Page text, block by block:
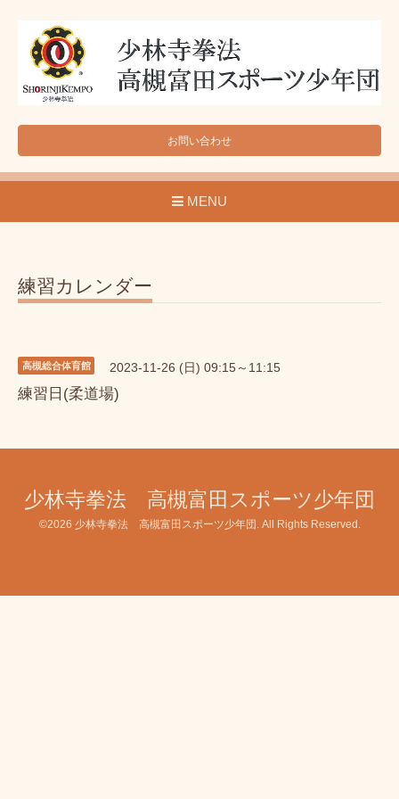
お問い合わせ
MENU
練習カレンダー
高槻総合体育館 2023-11-26 (日) 09:15～11:15
練習日(柔道場)
少林寺拳法 高槻富田スポーツ少年団
©2026 少林寺拳法 高槻富田スポーツ少年団 . All Rights Reserved.